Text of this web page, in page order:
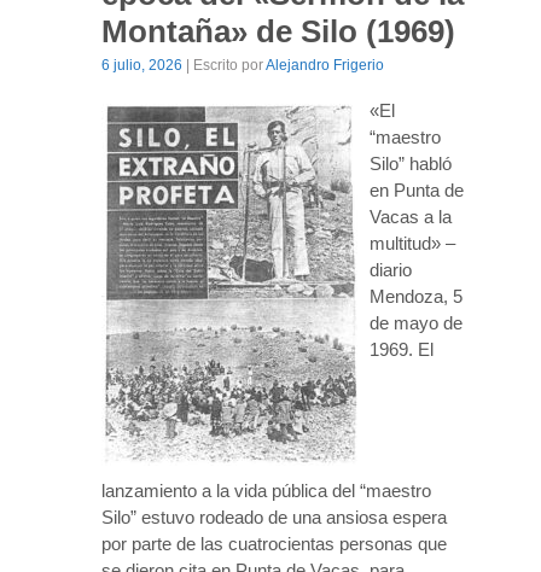
Montaña» de Silo (1969)
6 julio, 2026 | Escrito porAlejandro Frigerio
«El
“maestro
Silo” habló
en Punta de
Vacas a la
multitud» –
diario
Mendoza, 5
de mayo de
1969. El
lanzamiento a la vida pública del “maestro
Silo” estuvo rodeado de una ansiosa espera
por parte de las cuatrocientas personas que